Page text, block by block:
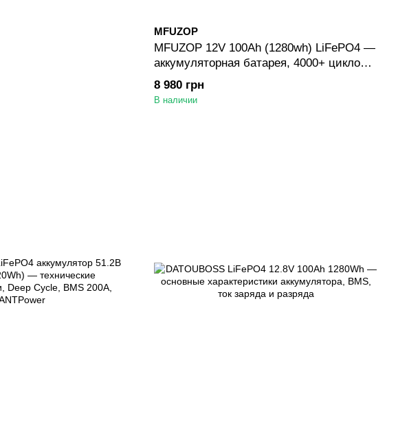
MFUZOP
MFUZOP 12V 100Ah (1280wh) LiFePO4 —
аккумуляторная батарея, 4000+ циклов,
с BMS для автономных и солнечных
систем
8 980 грн
В наличии